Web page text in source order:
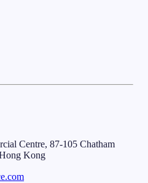
Centre, 87-105 Chatham
Kong